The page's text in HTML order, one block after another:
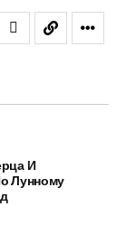
И
Лунному